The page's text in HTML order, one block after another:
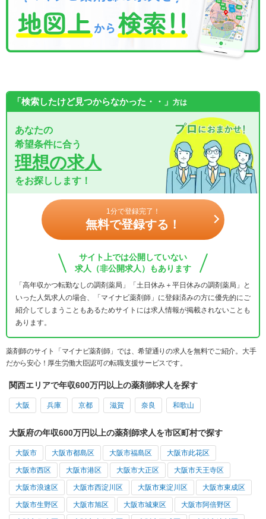
「検索したけど見つからなかった・・」 方は
あなたの
希望条件に合う
理想の求人
をお探しします！
1分で登録完了！
無料で登録する！
サイト上では公開していない
求人（非公開求人）もあります
「高年収かつ転勤なしの調剤薬局」「土日休み＋平日休みの調剤薬局」と
いった人気求人の場合、「マイナビ薬剤師」に登録済みの方に優先的にご
紹介してしまうこともあるためサイトには求人情報が掲載されないことも
あります。
薬剤師のサイト「マイナビ薬剤師」では、希望通りの求人を無料でご紹介。大手
だから安心！厚生労働大臣認可の転職支援サービスです。
関西エリアで年収600万円以上の薬剤師求人を探す
大阪 兵庫 京都 滋賀 奈良 和歌山
大阪府の年収600万円以上の薬剤師求人を市区町村で探す
大阪市 大阪市都島区 大阪市福島区 大阪市此花区
大阪市西区 大阪市港区 大阪市大正区 大阪市天王寺区
大阪市浪速区 大阪市西淀川区 大阪市東淀川区 大阪市東成区
大阪市生野区 大阪市旭区 大阪市城東区 大阪市阿倍野区